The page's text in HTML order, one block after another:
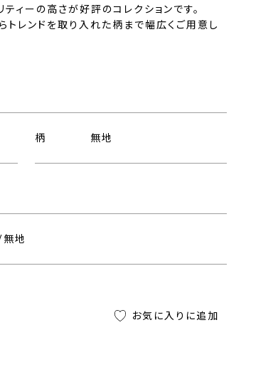
ィーの高さが好評のコレクションです。
トレンドを取り入れた柄まで幅広くご用意し
柄 無地
地
お気に入りに追加